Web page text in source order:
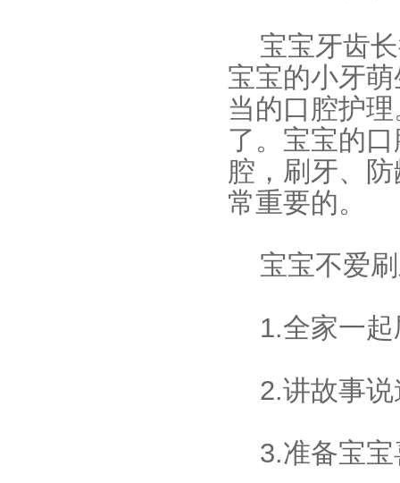
宝宝牙齿
宝宝的小牙
当的口腔护
了。宝宝的
腔，刷牙、
常重要的。
宝宝不爱
1.全家一
2.讲故事
3.准备宝